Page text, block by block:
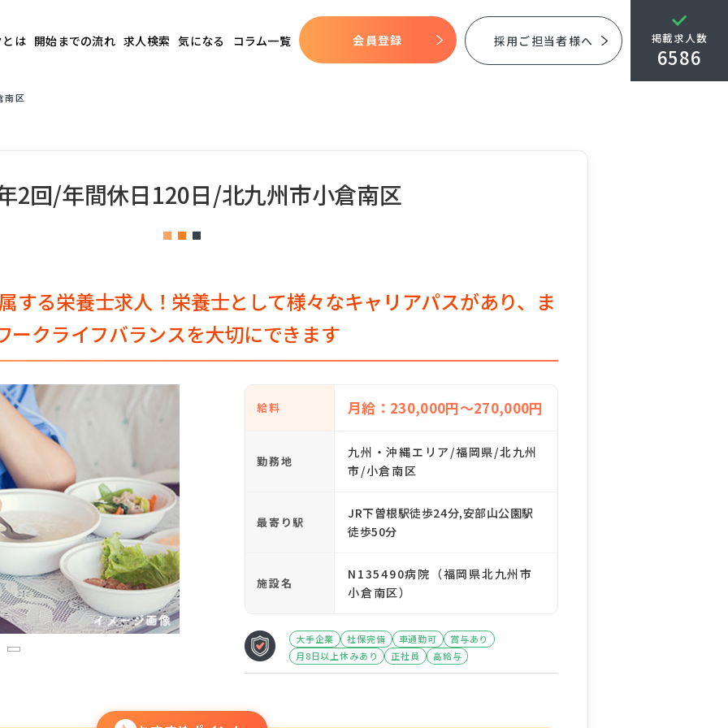
は 開始までの流れ 求人検索 気になる コラム一覧 会員登録 採用ご担当者様へ 掲載求人数
6586
南区
2回/年間休日120日/北九州市小倉南区
する栄養士求人！栄養士として様々なキャリアパスがあり、ま
ークライフバランスを大切にできます
3
給料 月給：230,000円～270,000円
勤務地
九州・沖縄エリア/福岡県/北九州
市/小倉南区
最寄り駅
JR下曽根駅徒歩24分,安部山公園駅
徒歩50分
施設名
N135490病院（福岡県北九州市
小倉南区）
大手企業 社保完備 車通勤可
賞与あり
月8日以上休みあり
正社員 高給与